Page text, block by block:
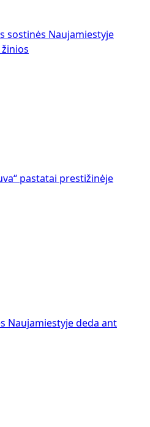
sostinės Naujamiestyje
pastatai prestižinėje
Naujamiestyje deda ant